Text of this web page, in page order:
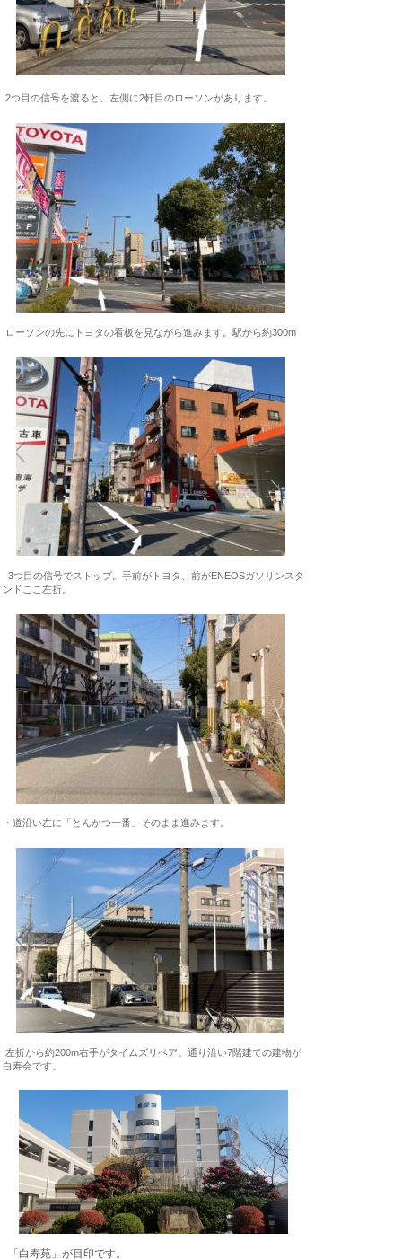
2つ目の信号を渡ると、左側に2軒目のローソンがあります。
ローソンの先にトヨタの看板を見ながら進みます。駅から約300m
3つ目の信号でストップ。手前がトヨタ、前がENEOSガソリンスタ
ンドここ左折。
・道沿い左に「とんかつ一番」そのまま進みます。
左折から約200m右手がタイムズリペア。通り沿い7階建ての建物が
白寿会です。
「白寿苑」が目印です。